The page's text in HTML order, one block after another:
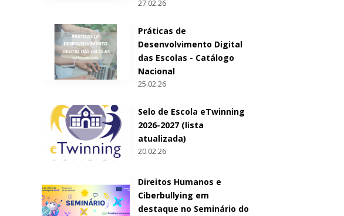
27.02.26
Práticas de
Desenvolvimento Digital
das Escolas - Catálogo
Nacional
25.02.26
Selo de Escola eTwinning
2026-2027 (lista
atualizada)
20.02.26
Direitos Humanos e
Ciberbullying em
destaque no Seminário do